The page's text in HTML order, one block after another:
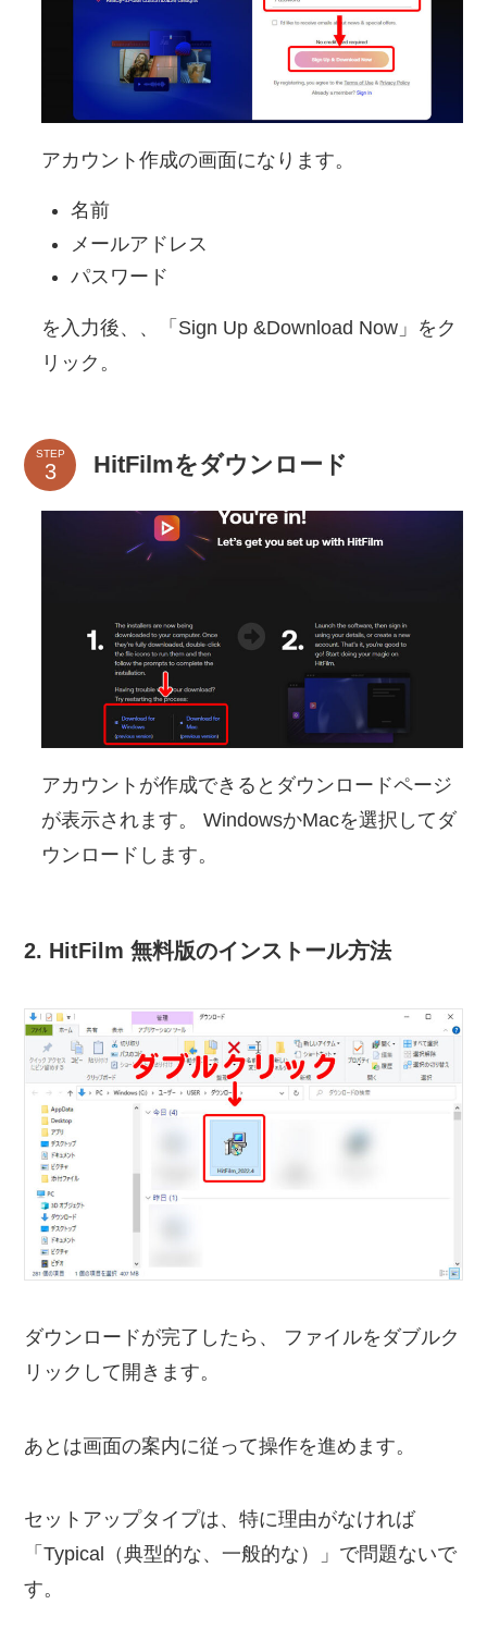
アカウント作成の画面になります。
名前
メールアドレス
パスワード
を入力後、、「Sign Up &Download Now」をク
リック。
STEP HitFilmをダウンロード
アカウントが作成できるとダウンロードページ
が表示されます。 WindowsかMacを選択してダ
ウンロードします。
2. HitFilm 無料版のインストール方法
ダウンロードが完了したら、 ファイルをダブルク
リックして開きます。
あとは画面の案内に従って操作を進めます。
セットアップタイプは、特に理由がなければ
「Typical（典型的な、一般的な）」で問題ないで
す。